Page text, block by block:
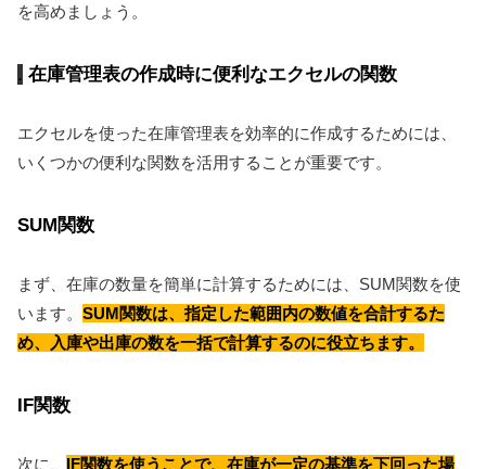
を高めましょう。
在庫管理表の作成時に便利なエクセルの関数
エクセルを使った在庫管理表を効率的に作成するためには、
いくつかの便利な関数を活用することが重要です。
SUM関数
まず、在庫の数量を簡単に計算するためには、SUM関数を使
います。 SUM関数は、指定した範囲内の数値を合計するた
め、入庫や出庫の数を一括で計算するのに役立ちます。
IF関数
次に、 IF関数を使うことで、在庫が一定の基準を下回った場